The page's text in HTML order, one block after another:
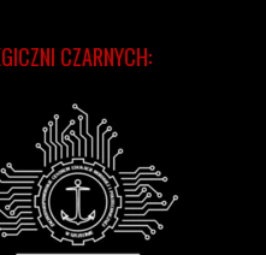
CZARNYCH: